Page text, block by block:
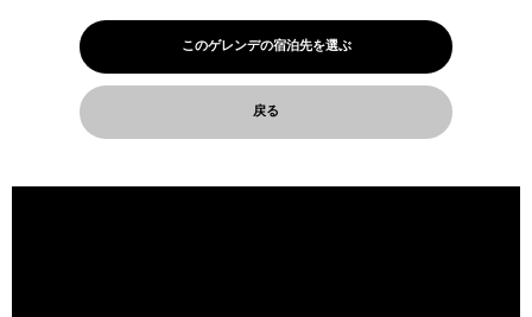
このゲレンデの宿泊先を選ぶ
戻る